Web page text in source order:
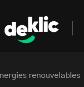
renouvelables